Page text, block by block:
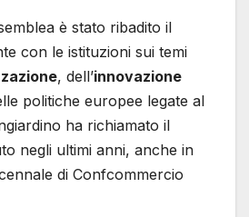
è stato ribadito il
con le istituzioni sui temi
, dell’innovazione
politiche europee legate al
ha richiamato il
negli ultimi anni, anche in
di Confcommercio